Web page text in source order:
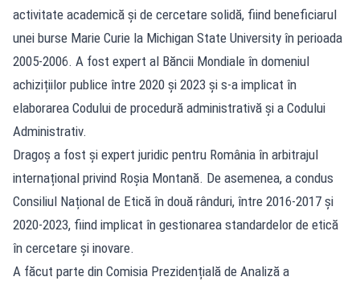
activitate academică și de cercetare solidă, fiind beneficiarul
unei burse Marie Curie la Michigan State University în perioada
2005-2006. A fost expert al Băncii Mondiale în domeniul
achizițiilor publice între 2020 și 2023 și s-a implicat în
elaborarea Codului de procedură administrativă și a Codului
Administrativ.
Dragoș a fost și expert juridic pentru România în arbitrajul
internațional privind Roșia Montană. De asemenea, a condus
Consiliul Național de Etică în două rânduri, între 2016-2017 și
2020-2023, fiind implicat în gestionarea standardelor de etică
în cercetare și inovare.
A făcut parte din Comisia Prezidențială de Analiză a